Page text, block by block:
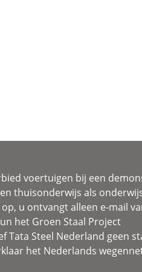
voertuigen bij een
thuisonderwijs als
op, u ontvangt alleen e-mail
het Groen Staal Project
Tata Steel Nederland geen
het Nederlands